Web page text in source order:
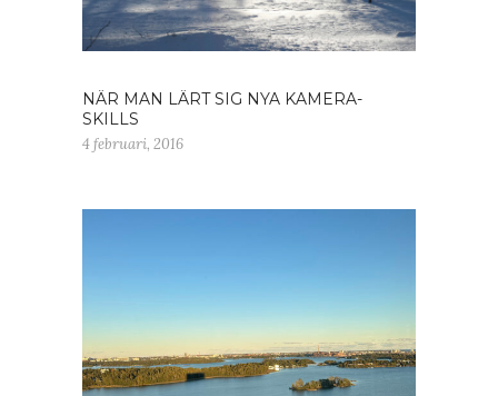
NÄR MAN LÄRT SIG NYA KAMERA-
SKILLS
4 februari, 2016